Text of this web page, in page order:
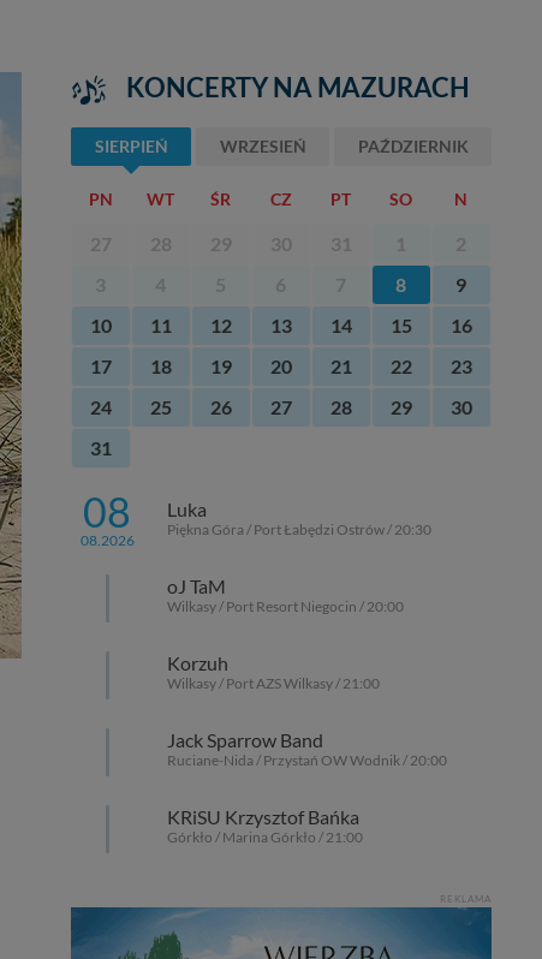
KONCERTY NA MAZURACH
SIERPIEŃ WRZESIEŃ PAŹDZIERNIK
PN WT ŚR CZ PT SO N
27 28 29 30 31 1
2
3
4 5 6 7 8
9
10
11 12 13 14 15
16
17
18 19 20 21 22
23
24
25 26 27 28 29
30
31
08
08.2026
Luka
Piękna Góra / Port Łabędzi Ostrów / 20:30
oJ TaM
Wilkasy / Port Resort Niegocin / 20:00
Korzuh
Wilkasy / Port AZS Wilkasy / 21:00
Jack Sparrow Band
Ruciane-Nida / Przystań OW Wodnik / 20:00
KRiSU Krzysztof Bańka
Górkło / Marina Górkło / 21:00
REKLAMA